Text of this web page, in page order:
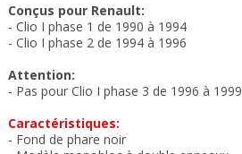
Conçus pour Renault:
- Clio I phase 1 de 1990 à 1994
- Clio I phase 2 de 1994 à 1996
Attention:
- Pas pour Clio I phase 3 de 1996 à 1999
Caractéristiques:
- Fond de phare noir